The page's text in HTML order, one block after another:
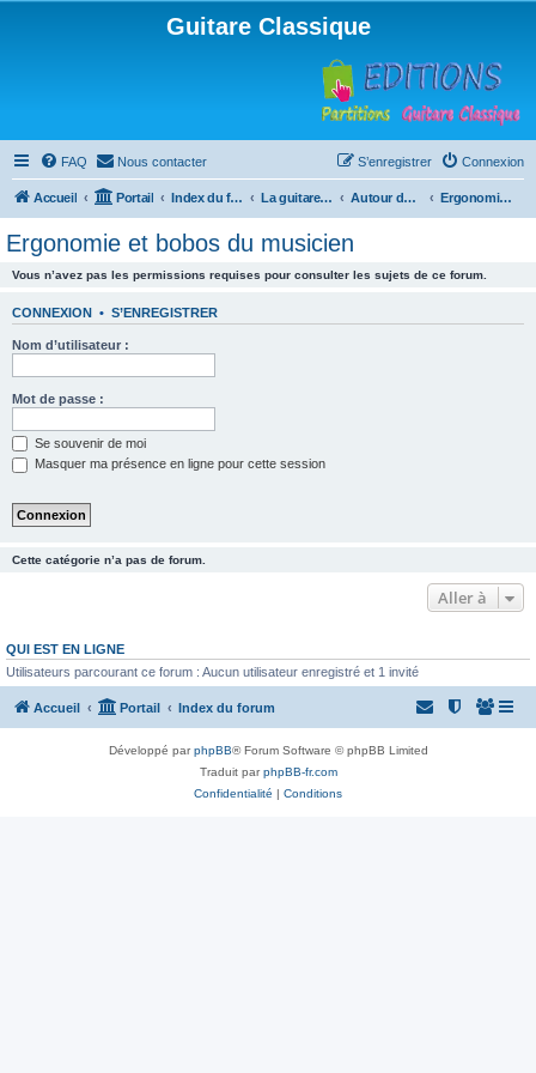
Guitare Classique
FAQ Nous contacter Connexion
S’enregistrer
Accueil Portail Index du forum La guitare : instrument, cours et théorie Autour de la guitare Ergonomie et bobos du musicien
Ergonomie et bobos du musicien
Vous n’avez pas les permissions requises pour consulter les sujets de ce forum.
CONNEXION • S’ENREGISTRER
Nom d’utilisateur :
Mot de passe :
Se souvenir de moi
Masquer ma présence en ligne pour cette session
Cette catégorie n’a pas de forum.
Aller à
QUI EST EN LIGNE
Utilisateurs parcourant ce forum : Aucun utilisateur enregistré et 1 invité
Accueil Portail Index du forum
Développé parphpBB® Forum Software © phpBB Limited
Traduit parphpBB-fr.com
Confidentialité | Conditions